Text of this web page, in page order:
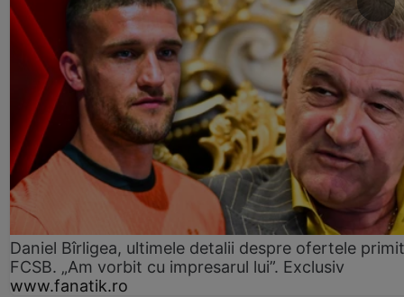
Daniel Bîrligea, ultimele detalii despre ofertele
FCSB. „Am vorbit cu impresarul lui”. Exclusiv
www.fanatik.ro